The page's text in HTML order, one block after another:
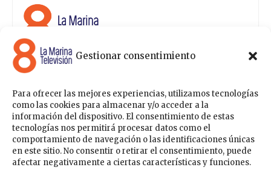
Gestionar consentimiento
Para ofrecer las mejores experiencias, utilizamos tecnologías
como las cookies para almacenar y/o acceder a la
información del dispositivo. El consentimiento de estas
tecnologías nos permitirá procesar datos como el
comportamiento de navegación o las identificaciones únicas
en este sitio. No consentir o retirar el consentimiento, puede
afectar negativamente a ciertas características y funciones.
8 La Marina Televisión cuenta con una amplia gama de
programas para satisfacer las necesidades y gustos de
programas de ámbito político , de noticias, deportes,
fiestas y eventos… para estar a la última de todo lo que
acontece en nuestra comarca.
Sobre nosotros
Contáctanos Publicítate con nosotros
Política de Privacidad